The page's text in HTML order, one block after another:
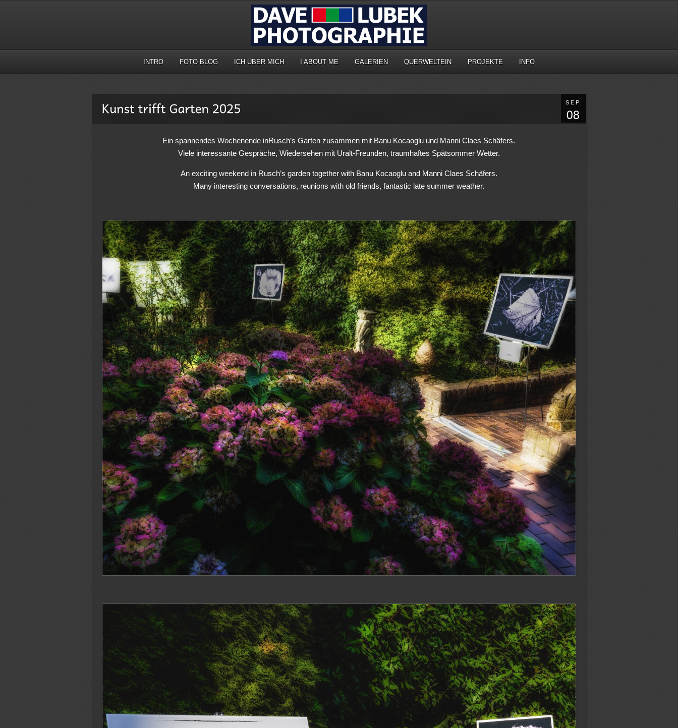
INTRO FOTO BLOG ICH ÜBER MICH I ABOUT ME GALERIEN QUERWELTEIN PROJEKTE INFO
SEP.
Ein spannendes Wochenende inRusch’s Garten zusammen mit Banu Kocaoglu und Manni Claes Schäfers.
Viele interessante Gespräche, Wiedersehen mit Uralt-Freunden, traumhaftes Spätsommer Wetter.
An exciting weekend in Rusch’s garden together with Banu Kocaoglu and Manni Claes Schäfers.
Many interesting conversations, reunions with old friends, fantastic late summer weather.